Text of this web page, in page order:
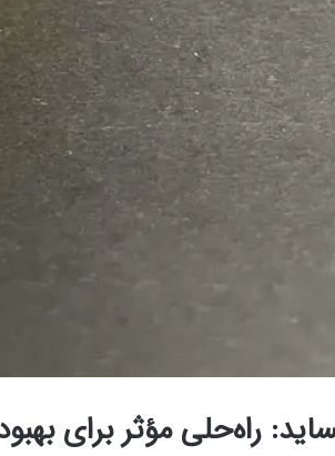
راه‌حلی مؤثر برای